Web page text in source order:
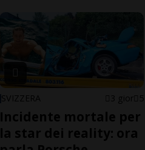
SVIZZERA 3 gior 5
Incidente mortale per
la star dei reality: ora